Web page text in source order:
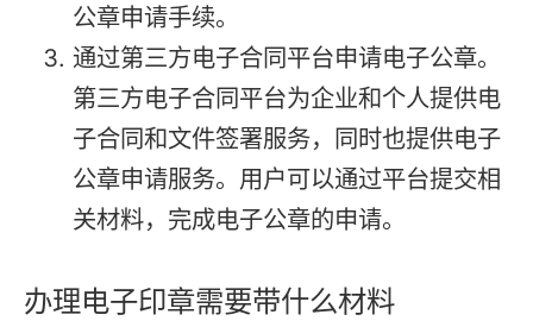
公章申请手续。
通过第三方电子合同平台申请电子公章。
第三方电子合同平台为企业和个人提供电
子合同和文件签署服务，同时也提供电子
公章申请服务。用户可以通过平台提交相
关材料，完成电子公章的申请。
办理电子印章需要带什么材料